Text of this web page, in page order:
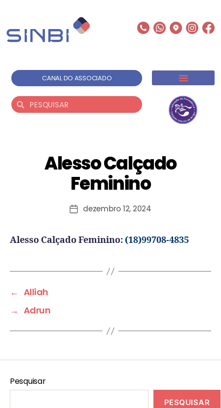
CANAL DO ASSOCIADO
Alesso Calçado
Feminino
dezembro 12, 2024
Alesso Calçado Feminino: (18)99708-4835
← Alliah
→ Adrun
Pesquisar
PESQUISAR